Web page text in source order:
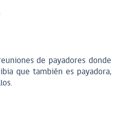
de payadores donde
que también es payadora,